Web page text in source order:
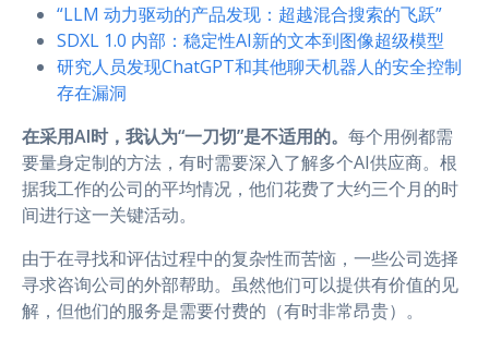
“LLM 动力驱动的产品发现：超越混合搜索的飞跃”
SDXL 1.0 内部：稳定性AI新的文本到图像超级模型
研究人员发现ChatGPT和其他聊天机器人的安全控制
存在漏洞
在采用AI时，我认为“一刀切”是不适用的。 每个用例都需
要量身定制的方法，有时需要深入了解多个AI供应商。根
据我工作的公司的平均情况，他们花费了大约三个月的时
间进行这一关键活动。
由于在寻找和评估过程中的复杂性而苦恼，一些公司选择
寻求咨询公司的外部帮助。虽然他们可以提供有价值的见
解，但他们的服务是需要付费的（有时非常昂贵）。